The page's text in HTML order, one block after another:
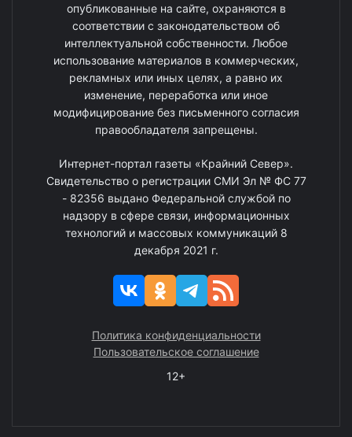
опубликованные на сайте, охраняются в
соответствии с законодательством об
интеллектуальной собственности. Любое
использование материалов в коммерческих,
рекламных или иных целях, а равно их
изменение, переработка или иное
модифицирование без письменного согласия
правообладателя запрещены.
Интернет-портал газеты «Крайний Север».
Свидетельство о регистрации СМИ Эл № ФС 77
- 82356 выдано Федеральной службой по
надзору в сфере связи, информационных
технологий и массовых коммуникаций 8
декабря 2021 г.
Политика конфиденциальности
Пользовательское соглашение
12+